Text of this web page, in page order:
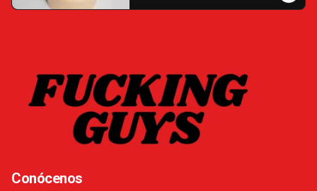
Conócenos